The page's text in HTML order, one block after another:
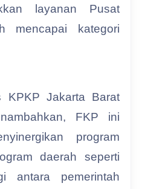
layanan Pusat
mencapai kategori
KPKP Jakarta Barat
FKP ini
program
daerah seperti
antara pemerintah